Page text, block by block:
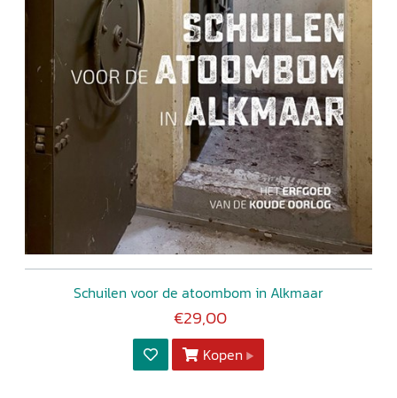
Schuilen voor de atoombom in Alkmaar
€29,00
Kopen